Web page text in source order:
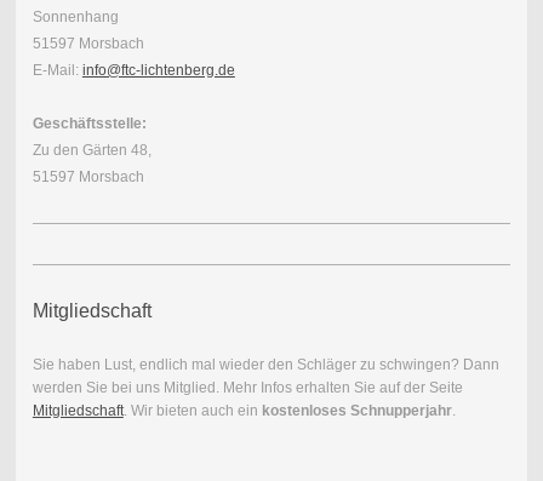
Sonnenhang
51597 Morsbach
E-Mail: info@ftc-lichtenberg.de
Geschäftsstelle:
Zu den Gärten 48,
51597 Morsbach
Mitgliedschaft
Sie haben Lust, endlich mal wieder den Schläger zu schwingen? Dann
werden Sie bei uns Mitglied. Mehr Infos erhalten Sie auf der Seite
Mitgliedschaft. Wir bieten auch ein kostenloses Schnupperjahr.